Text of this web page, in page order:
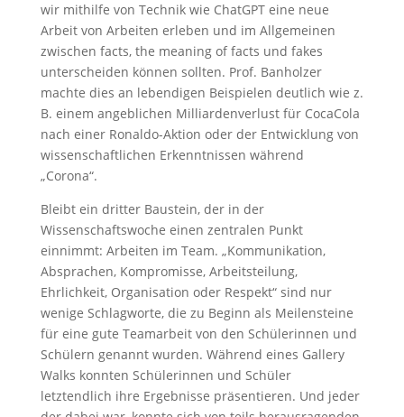
wir mithilfe von Technik wie ChatGPT eine neue
Arbeit von Arbeiten erleben und im Allgemeinen
zwischen facts, the meaning of facts und fakes
unterscheiden können sollten. Prof. Banholzer
machte dies an lebendigen Beispielen deutlich wie z.
B. einem angeblichen Milliardenverlust für CocaCola
nach einer Ronaldo-Aktion oder der Entwicklung von
wissenschaftlichen Erkenntnissen während
„Corona“.
Bleibt ein dritter Baustein, der in der
Wissenschaftswoche einen zentralen Punkt
einnimmt: Arbeiten im Team. „Kommunikation,
Absprachen, Kompromisse, Arbeitsteilung,
Ehrlichkeit, Organisation oder Respekt“ sind nur
wenige Schlagworte, die zu Beginn als Meilensteine
für eine gute Teamarbeit von den Schülerinnen und
Schülern genannt wurden. Während eines Gallery
Walks konnten Schülerinnen und Schüler
letztendlich ihre Ergebnisse präsentieren. Und jeder